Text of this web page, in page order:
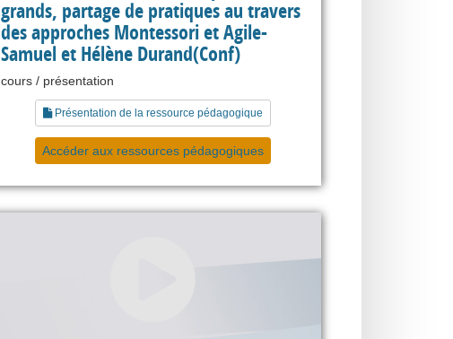
grands, partage de pratiques au travers
des approches Montessori et Agile-
Samuel et Hélène Durand(Conf)
cours / présentation
Présentation de la ressource pédagogique
Accéder aux ressources pédagogiques